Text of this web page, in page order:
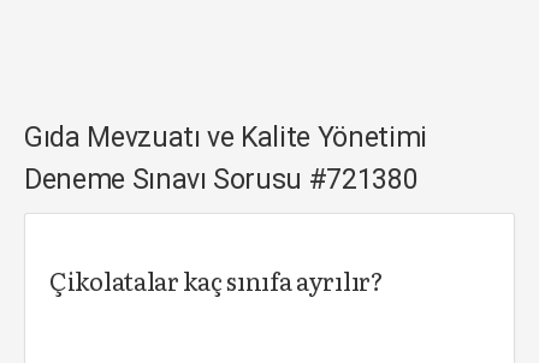
Gıda Mevzuatı ve Kalite Yönetimi
Deneme Sınavı Sorusu #721380
Çikolatalar kaç sınıfa ayrılır?